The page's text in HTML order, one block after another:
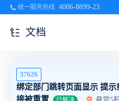
统一服务热线 4006-8899-23
文档
37626
绑定部门跳转页面显示 提
接被重置